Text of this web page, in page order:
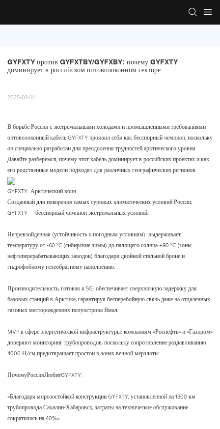
GYFXTY против GYFXTBY/GYFXBY: почему GYFXTY
доминирует в российском оптоволоконном секторе
2025-03-14
В борьбе России с экстремальными холодами и промышленными требованиями
оптоволоконный кабель GYFXTY проявил себя как бесспорный чемпион, поскольку
он специально разработан для преодоления трудностей арктического уровня.
Давайте разберемся, почему этот кабель доминирует в российских проектах и ​​как
его родственные модели подходят для различных географических регионов.
GYFXTY: Арктический воин
Созданный для покорения самых суровых климатических условий России,
GYFXTY — бесспорный чемпион экстремальных условий.:
Непревзойденная (устойчивость к погодным условиям): выдерживает
температуру от -60 °C (сибирские зимы) до палящего солнца +80 °C (зоны
нефтеперерабатывающих заводов) благодаря двойной стальной броне и
гидрофобному гелеобразному наполнению.
Производительность, готовая к 5G: обеспечивает сверхнизкую задержку для
базовых станций в Арктике, гарантируя бесперебойную связь даже на отдаленных
газовых месторождениях полуострова Ямал.
MVP в сфере энергетической инфраструктуры: компаниям «Роснефть» и «Газпром»
доверяют мониторинг трубопроводов, поскольку сопротивление раздавливанию
4000 Н/см предотвращает простои в зонах вечной мерзлоты.
ПочемуРоссияЛюбитGYFXTY:
«Благодаря морозостойкой конструкции GYFXTY, установленной на 1800 км
трубопровода Сахалин-Хабаровск, затраты на техническое обслуживание
сократились на 40%».